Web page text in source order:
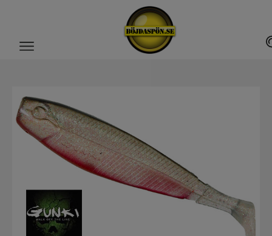
Abborrfemman
Interfiske
Fiskeset